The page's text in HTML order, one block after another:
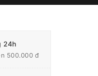
24h
500.000 đ